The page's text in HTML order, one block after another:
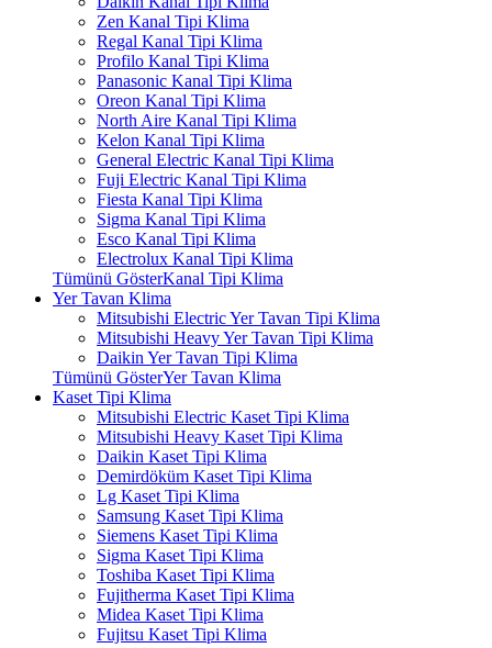
Zen Kanal Tipi Klima
Regal Kanal Tipi Klima
Profilo Kanal Tipi Klima
Panasonic Kanal Tipi Klima
Oreon Kanal Tipi Klima
North Aire Kanal Tipi Klima
Kelon Kanal Tipi Klima
General Electric Kanal Tipi Klima
Fuji Electric Kanal Tipi Klima
Fiesta Kanal Tipi Klima
Sigma Kanal Tipi Klima
Esco Kanal Tipi Klima
Electrolux Kanal Tipi Klima
Tümünü GösterKanal Tipi Klima
Yer Tavan Klima
Mitsubishi Electric Yer Tavan Tipi Klima
Mitsubishi Heavy Yer Tavan Tipi Klima
Daikin Yer Tavan Tipi Klima
Tümünü GösterYer Tavan Klima
Kaset Tipi Klima
Mitsubishi Electric Kaset Tipi Klima
Mitsubishi Heavy Kaset Tipi Klima
Daikin Kaset Tipi Klima
Demirdöküm Kaset Tipi Klima
Lg Kaset Tipi Klima
Samsung Kaset Tipi Klima
Siemens Kaset Tipi Klima
Sigma Kaset Tipi Klima
Toshiba Kaset Tipi Klima
Fujitherma Kaset Tipi Klima
Midea Kaset Tipi Klima
Fujitsu Kaset Tipi Klima